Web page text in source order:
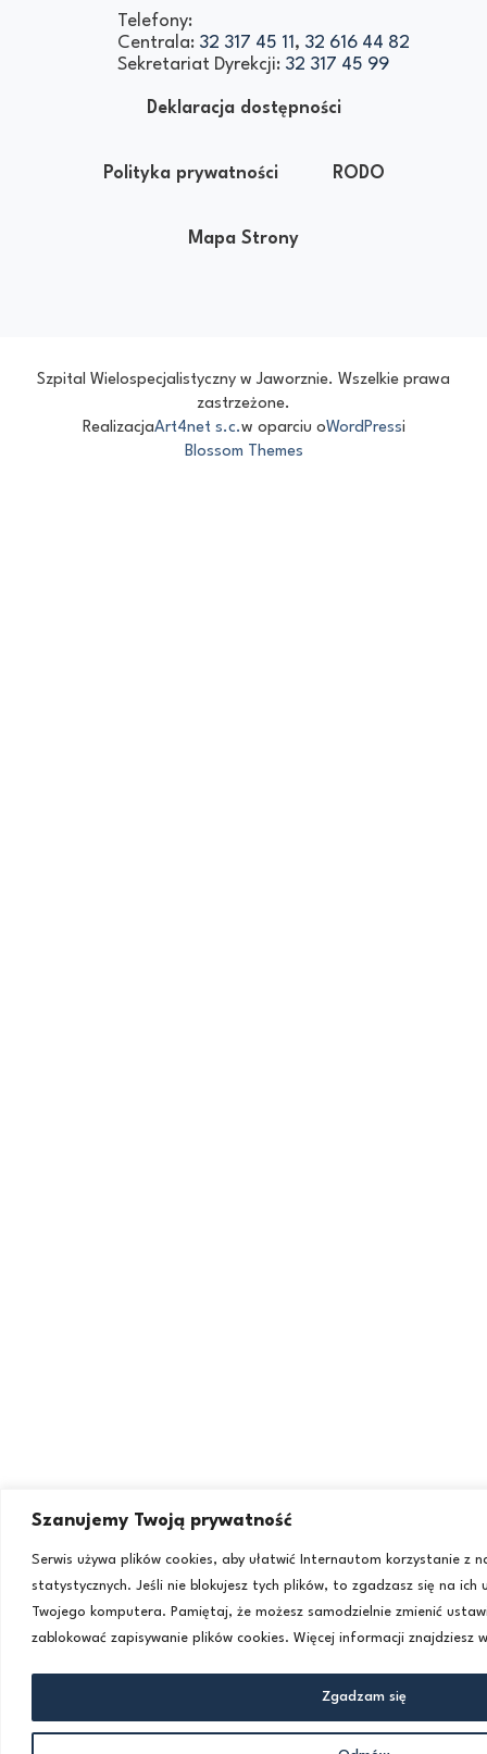
Szanujemy Twoją prywatność
Serwis używa plików cookies, aby ułatwić Internautom korzystanie z
statystycznych. Jeśli nie blokujesz tych plików, to zgadzasz się na ich
Twojego komputera. Pamiętaj, że możesz samodzielnie zmienić
zablokować zapisywanie plików cookies. Więcej informacji znajdziesz
Zgadzam się
Telefony:
Centrala: 32 317 45 11 , 32 616 44 82
Sekretariat Dyrekcji: 32 317 45 99
Deklaracja dostępności
Polityka prywatności RODO
Mapa Strony
Szpital Wielospecjalistyczny w Jaworznie. Wszelkie prawa
zastrzeżone.
RealizacjaArt4net s.c.w oparciu oWordPressi
Blossom Themes